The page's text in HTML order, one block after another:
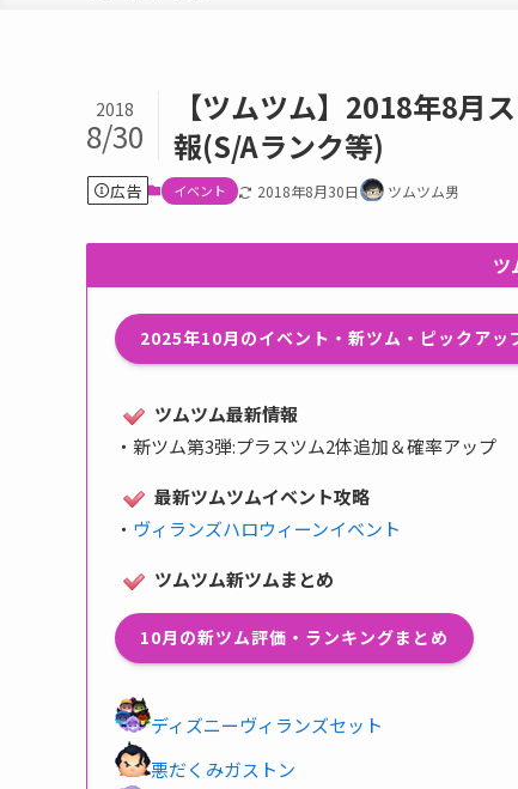
【ツムツム】2018年8月
報(S/Aランク等)
2018
8/30
広告 イベント 2018年8月30日 ツムツム男
ツ
2025年10月のイベント・新ツム・ピックアッ
ツムツム最新情報
・ 新ツム第3弾:プラスツム2体追加＆確率アップ
最新ツムツムイベント攻略
・ ヴィランズハロウィーンイベント
ツムツム新ツムまとめ
10月の新ツム評価・ランキングまとめ
ディズニーヴィランズセット
悪だくみガストン